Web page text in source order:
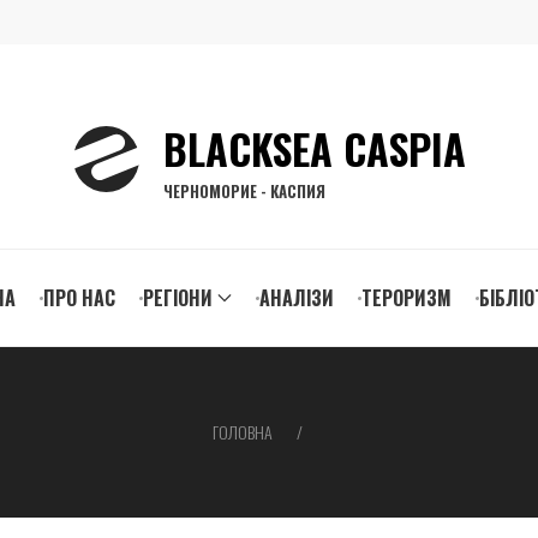
BLACKSEA CASPIA
ЧЕРНОМОРИЕ - КАСПИЯ
ПРО НАС РЕГІОНИ АНАЛІЗИ ТЕРОРИЗМ
ГОЛОВНА